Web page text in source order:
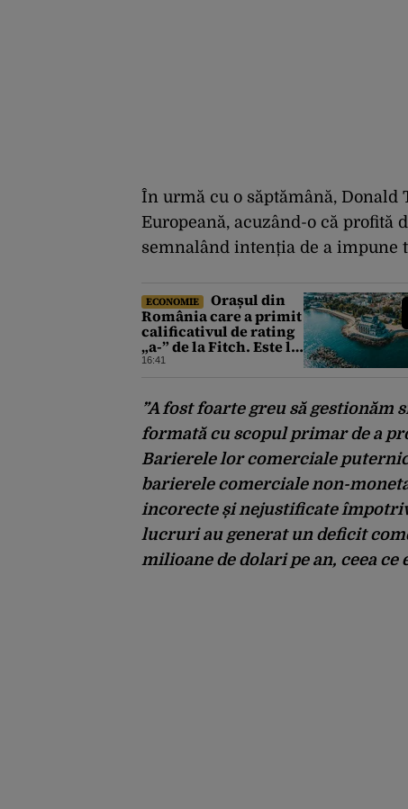
În urmă cu o săptămână,
Europeană, acuzând-o că profită
semnalând intenția de a impune
ECONOMIE
Orașul din
România care a primit
calificativul de rating
„a-” de la Fitch. Este la
același nivel cu
16:41
”A fost foarte greu să gestionăm
formată cu scopul primar de a
Barierele lor comerciale
barierele comerciale non-
incorecte și nejustificate
lucruri au generat un deficit
milioane de dolari pe an, ceea